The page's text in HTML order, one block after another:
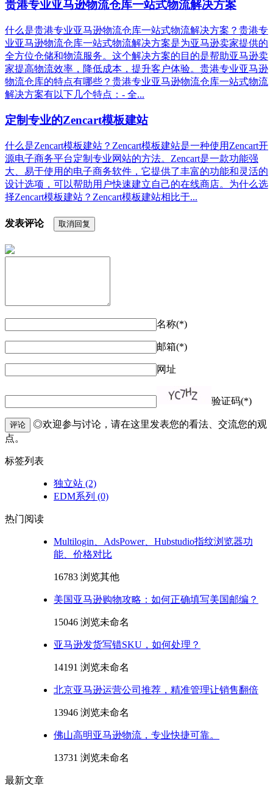
贵港专业亚马逊物流仓库一站式物流解决方案
什么是贵港专业亚马逊物流仓库一站式物流解决方案？贵港专
业亚马逊物流仓库一站式物流解决方案是为亚马逊卖家提供的
全方位仓储和物流服务。这个解决方案的目的是帮助亚马逊卖
家提高物流效率，降低成本，提升客户体验。贵港专业亚马逊
物流仓库的特点有哪些？贵港专业亚马逊物流仓库一站式物流
解决方案有以下几个特点：- 全...
定制专业的Zencart模板建站
什么是Zencart模板建站？Zencart模板建站是一种使用Zencart开
源电子商务平台定制专业网站的方法。Zencart是一款功能强
大、易于使用的电子商务软件，它提供了丰富的功能和灵活的
设计选项，可以帮助用户快速建立自己的在线商店。为什么选
择Zencart模板建站？Zencart模板建站相比于...
发表评论 取消回复
名称(*)
邮箱(*)
网址
验证码(*)
评论
◎欢迎参与讨论，请在这里发表您的看法、交流您的观
点。
标签列表
独立站 (2)
EDM系列 (0)
热门阅读
Multilogin、AdsPower、Hubstudio指纹浏览器功
能、价格对比
16783 浏览其他
美国亚马逊购物攻略：如何正确填写美国邮编？
15046 浏览未命名
亚马逊发货写错SKU，如何处理？
14191 浏览未命名
北京亚马逊运营公司推荐，精准管理让销售翻倍
13946 浏览未命名
佛山高明亚马逊物流，专业快捷可靠。
13731 浏览未命名
最新文章